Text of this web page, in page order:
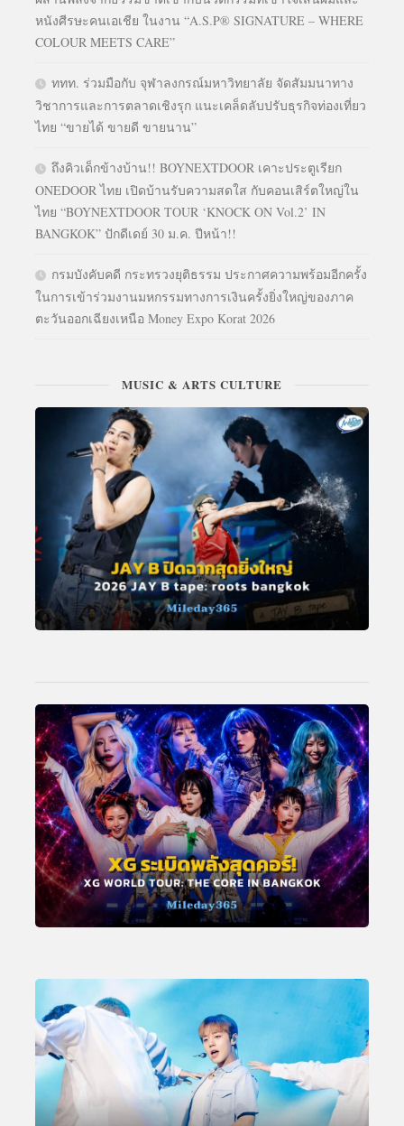
หนังศีรษะคนเอเชีย ในงาน “A.S.P® SIGNATURE – WHERE
COLOUR MEETS CARE”
ททท. ร่วมมือกับ จุฬาลงกรณ์มหาวิทยาลัย จัดสัมมนาทาง
วิชาการและการตลาดเชิงรุก แนะเคล็ดลับปรับธุรกิจท่องเที่ยว
ไทย “ขายได้ ขายดี ขายนาน”
ถึงคิวเด็กข้างบ้าน!! BOYNEXTDOOR เคาะประตูเรียก
ONEDOOR ไทย เปิดบ้านรับความสดใส กับคอนเสิร์ตใหญ่ใน
ไทย “BOYNEXTDOOR TOUR ‘KNOCK ON Vol.2’ IN
BANGKOK” ปักดีเดย์ 30 ม.ค. ปีหน้า!!
กรมบังคับคดี กระทรวงยุติธรรม ประกาศความพร้อมอีกครั้ง
ในการเข้าร่วมงานมหกรรมทางการเงินครั้งยิ่งใหญ่ของภาค
ตะวันออกเฉียงเหนือ Money Expo Korat 2026
MUSIC & ARTS CULTURE